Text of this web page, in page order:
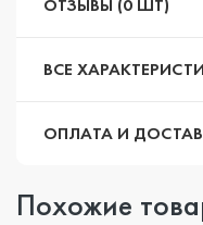
ОТЗЫВЫ (0 ШТ)
ВСЕ
ОПЛАТА И
Похожие